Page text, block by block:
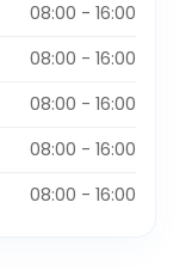
08:00 - 16:00
08:00 - 16:00
08:00 - 16:00
08:00 - 16:00
08:00 - 16:00